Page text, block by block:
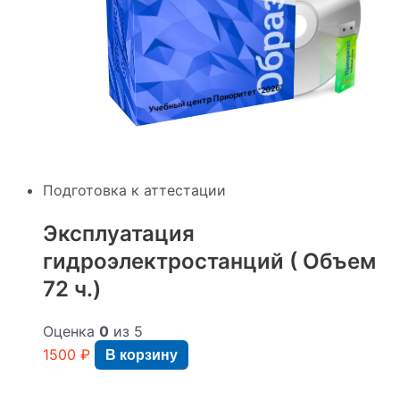
Учебный центр Приоритет"2026"
:
Подготовка к аттестации
Эксплуатация
гидроэлектростанций ( Объем
72 ч.)
Оценка 0 из 5
1500 ₽ В корзину